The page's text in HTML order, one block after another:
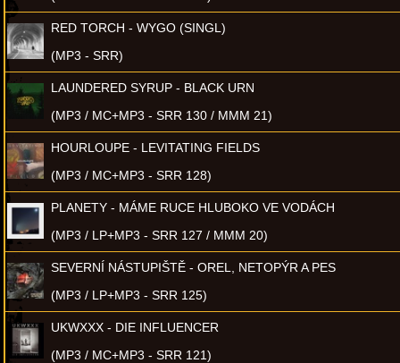
RED TORCH - WYGO (SINGL)
(MP3 - SRR)
LAUNDERED SYRUP - BLACK URN
(MP3 / MC+MP3 - SRR 130 / MMM 21)
HOURLOUPE - LEVITATING FIELDS
(MP3 / MC+MP3 - SRR 128)
PLANETY - MÁME RUCE HLUBOKO VE VODÁCH
(MP3 / LP+MP3 - SRR 127 / MMM 20)
SEVERNÍ NÁSTUPIŠTĚ - OREL, NETOPÝR A PES
(MP3 / LP+MP3 - SRR 125)
UKWXXX - DIE INFLUENCER
(MP3 / MC+MP3 - SRR 121)